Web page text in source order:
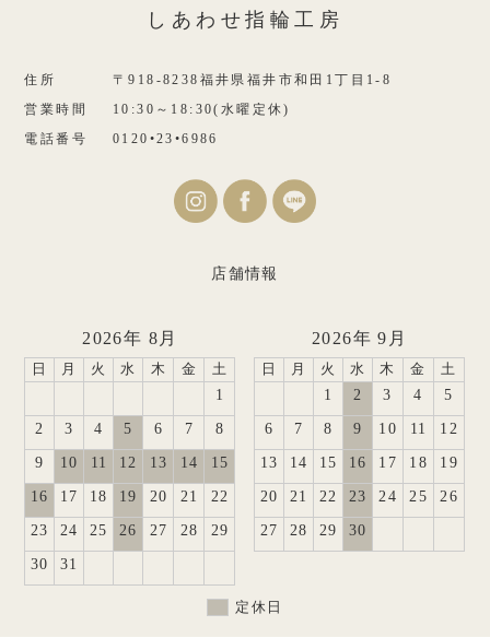
しあわせ指輪工房
住所
〒918-8238福井県福井市和田1丁目1-8
営業時間
10:30～18:30(水曜定休)
電話番号
0120•23•6986
店舗情報
2026年 8月
日 月 火 水 木 金 土
1
2 3 4 5 6 7 8
9 10 11 12 13 14 15
16 17 18 19 20 21 22
23 24 25 26 27 28 29
30 31
2026年 9月
日 月 火 水 木 金 土
1 2 3 4 5
6 7 8 9 10 11 12
13 14 15 16 17 18 19
20 21 22 23 24 25 26
27 28 29 30
定休日